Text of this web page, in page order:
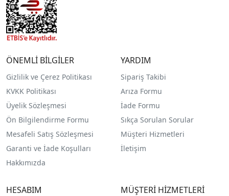
ÖNEMLİ BİLGİLER
Gizlilik ve Çerez Politikası
KVKK Politikası
Üyelik Sözleşmesi
Ön Bilgilendirme Formu
Mesafeli Satış Sözleşmesi
Garanti ve İade Koşulları
Hakkımızda
YARDIM
Sipariş Takibi
Arıza Formu
İade Formu
Sıkça Sorulan Sorular
Müşteri Hizmetleri
İletişim
HESABIM MÜŞTERİ HİZMETLERİ